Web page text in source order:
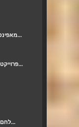
מאפינס שוקולד טבעוני עם קרם קוקוס...
פרוייקט שותפות למטבח, טארט תותים...
לחם פקאן ואוכמניות עם חיטה מלא...